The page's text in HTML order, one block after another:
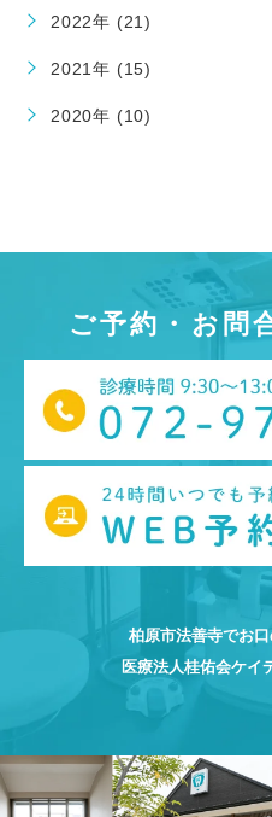
2022年 (21)
2021年 (15)
2020年 (10)
ご予約・お問
柏原市法善寺でお
医療法人桂佑会ケイ